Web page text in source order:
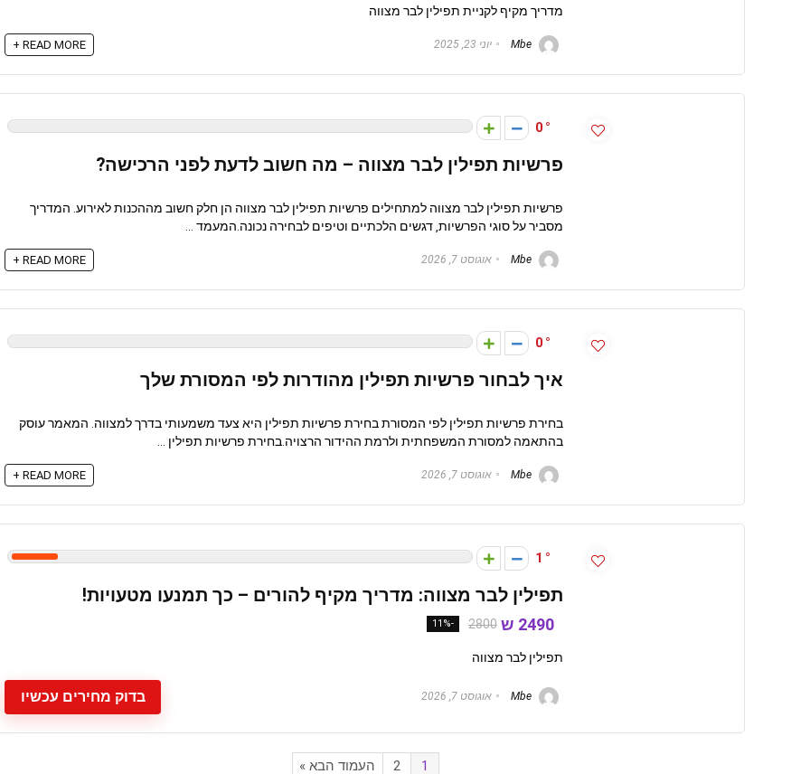
מדריך מקיף לקניית תפילין לבר מצווה
יוני 23, 2025 READ MORE +
0
פרשיות תפילין לבר מצווה – מה חשוב לדעת לפני הרכישה?
פרשיות תפילין לבר מצווה למתחילים פרשיות תפילין לבר מצווה הן חלק חשוב מההכנות לאירוע. המדריך
מסביר על סוגי הפרשיות, דגשים הלכתיים וטיפים לבחירה נכונה.המעמד ...
אוגוסט 7, 2026 READ MORE +
0
איך לבחור פרשיות תפילין מהודרות לפי המסורת שלך
בחירת פרשיות תפילין לפי המסורת בחירת פרשיות תפילין היא צעד משמעותי בדרך למצווה. המאמר עוסק
בהתאמה למסורת המשפחתית ולרמת ההידור הרצויה.בחירת פרשיות תפילין ...
אוגוסט 7, 2026 READ MORE +
1
תפילין לבר מצווה: מדריך מקיף להורים – כך תמנעו מטעויות!
2490 ש 2800
-11%
תפילין לבר מצווה
אוגוסט 7, 2026 בדוק מחירים עכשיו
1
2 העמוד הבא »